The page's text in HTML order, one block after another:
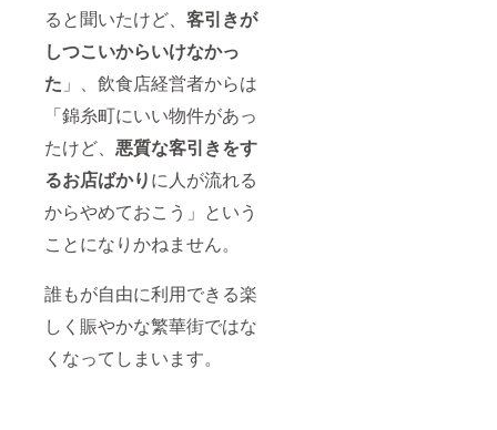
ると聞いたけど、 客引きが
しつこいからいけなかっ
た 」、飲食店経営者からは
「錦糸町にいい物件があっ
たけど、 悪質な客引きをす
るお店ばかりに人が流れる
からやめておこう」という
ことになりかねません。
誰もが自由に利用できる楽
しく賑やかな繁華街ではな
くなってしまいます。